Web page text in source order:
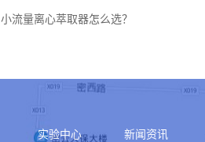
小流量离心萃取器怎么选？
实验中心 新闻资讯